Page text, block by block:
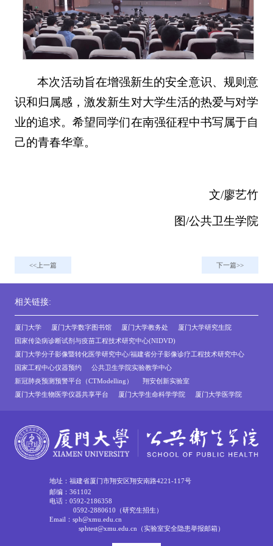
本次活动旨在增强新生的安全意识、规则意
识和归属感，激发新生对大学生活的热爱与对学
业的追求。希望同学们在南强征程中书写属于自
己的青春华章。
文/廖艺竹
图/公共卫生学院
上一篇 下一篇
相关链接:
厦门大学 厦门大学数字图书馆 厦门大学教务处
厦门大学研究生院
国家传染病诊断试剂与疫苗工程技术研究中心(NIDVD)
厦门大学分子影像暨转化医学研究中心/福建省分子影像诊疗工程技术研究中心
国家工程中心仪器预约
公共卫生学院实验教学中心
新冠肺炎预测预警平台（CTModelling）
翔安创新实验室
厦门大学生物医学仪器共享平台
厦门大学生命科学学院 厦门大学医学院
地址：福建省厦门市翔安区翔安南路4221-117号
邮编：361102
电话：0592-2186358
0592-2880610（研究生招生）
Email：sph@xmu.edu.cn
sphtest@xmu.edu.cn（实验室安全隐患举报邮箱）